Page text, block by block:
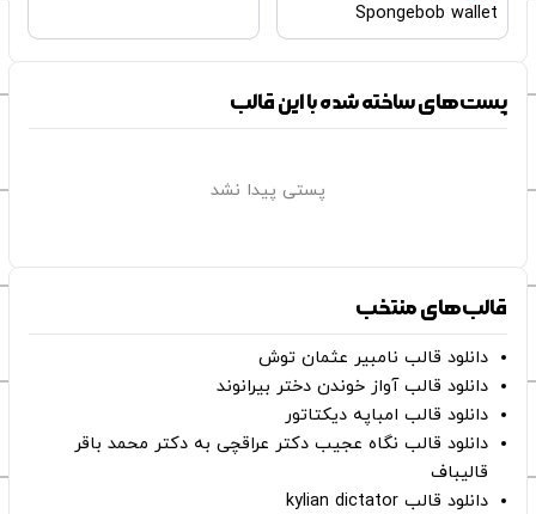
Spongebob wallet
پست‌های ساخته شده با این قالب
پستی پیدا نشد
قالب‌های منتخب
دانلود قالب نامبیر عثمان ‌توش
دانلود قالب آواز خوندن دختر بیرانوند
دانلود قالب امباپه دیکتاتور
دانلود قالب نگاه عجیب دکتر عراقچی به دکتر محمد باقر
قالیباف
دانلود قالب kylian dictator